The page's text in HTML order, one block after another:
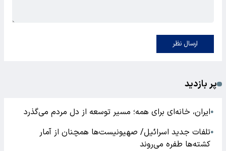
ارسال نظر
پر بازدید
●ایران، خانه‌ای برای همه؛ مسیر توسعه از دل مردم می‌گذرد
●تلفات جدید اسرائیل/ صهیونیست‌ها همچنان از آمار
کشته‌ها طفره می‌روند